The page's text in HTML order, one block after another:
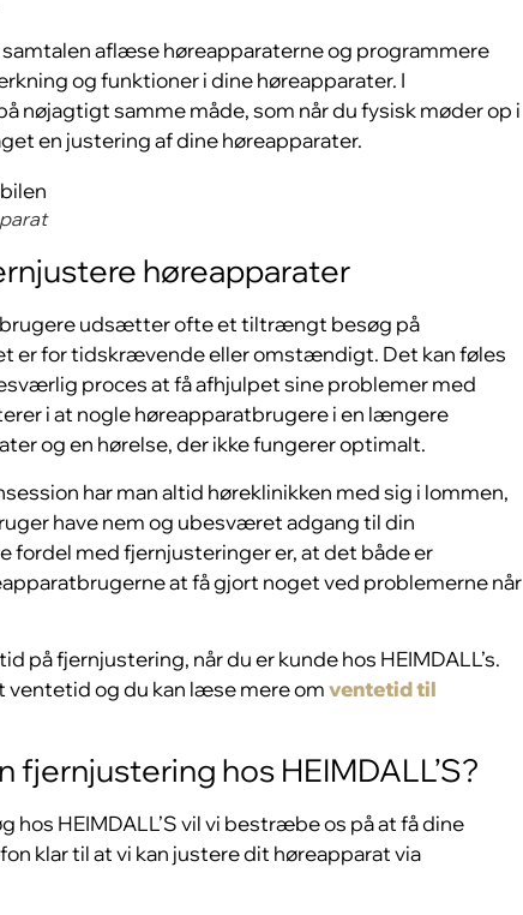
aflæse høreapparaterne og programmere
og funktioner i dine høreapparater. I
nøjagtigt samme måde, som når du fysisk møder op i
en justering af dine høreapparater.
høreapparater
udsætter ofte et tiltrængt besøg på
er for tidskrævende eller omstændigt. Det kan føles
proces at få afhjulpet sine problemer med
i at nogle høreapparatbrugere i en længere
og en hørelse, der ikke fungerer optimalt.
har man altid høreklinikken med sig i lommen,
have nem og ubesværet adgang til din
fordel med fjernjusteringer er, at det både er
at få gjort noget ved problemerne når
på fjernjustering, når du er kunde hos HEIMDALL’s.
og du kan læse mere omventetid til
fjernjustering hos HEIMDALL’S?
hos HEIMDALL’S vil vi bestræbe os på at få dine
klar til at vi kan justere dit høreapparat via